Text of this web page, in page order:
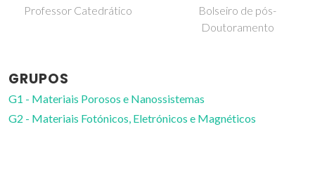
Bolseiro de pós-
GRUPOS
G1 - Materiais Porosos e Nanossistemas
G2 - Materiais Fotónicos, Eletrónicos e Magnéticos